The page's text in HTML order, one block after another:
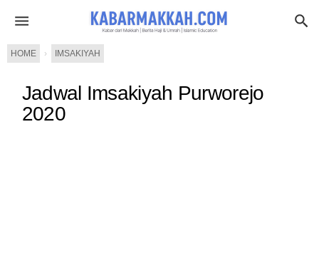
HOME › IMSAKIYAH
Jadwal Imsakiyah Purworejo
2020